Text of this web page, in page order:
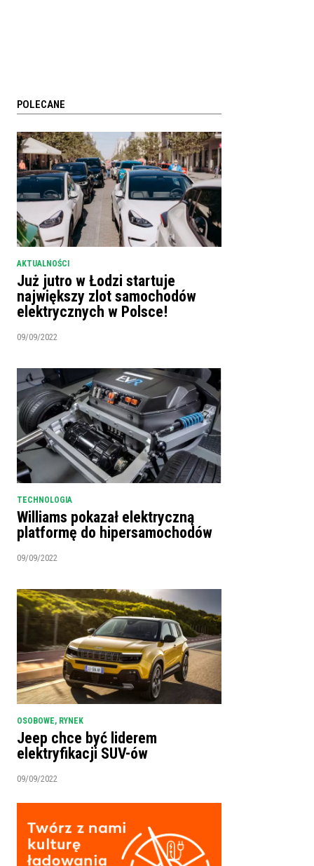
POLECANE
AKTUALNOŚCI
Już jutro w Łodzi startuje
największy zlot samochodów
elektrycznych w Polsce!
09/09/2022
TECHNOLOGIA
Williams pokazał elektryczną
platformę do hipersamochodów
09/09/2022
OSOBOWE, RYNEK
Jeep chce być liderem
elektryfikacji SUV-ów
09/09/2022